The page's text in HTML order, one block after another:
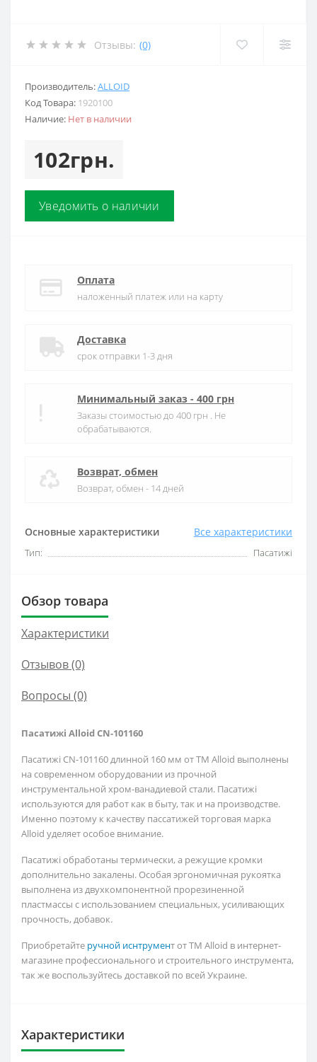
Отзывы: (0)
Производитель:ALLOID
Код Товара: 1920100
Наличие: Нет в наличии
102грн.
Уведомить о наличии
Основные характеристики Все характеристики
Тип: Пасатижі
Оплата
наложенный платеж или на карту
Доставка
срок отправки 1-3 дня
Минимальный заказ - 400 грн
Заказы стоимостью до 400 грн . Не
обрабатываются.
Возврат, обмен
Возврат, обмен - 14 дней
Обзор товара
Характеристики
Отзывов (0)
Вопросы (0)
Пасатижі Alloid CN-101160
Пасатижі CN-101160 длинной 160 мм от TM Alloid выполнены
на современном оборудовании из прочной
инструментальной хром-ванадиевой стали. Пасатижі
используются для работ как в быту, так и на производстве.
Именно поэтому к качеству пассатижей торговая марка
Alloid уделяет особое внимание.
Пасатижі обработаны термически, а режущие кромки
дополнительно закалены. Особая эргономичная рукоятка
выполнена из двухкомпонентной прорезиненной
пластмассы с использованием специальных, усиливающих
прочность, добавок.
Приобретайте ручной иснтрумент от ТМ Alloid в интернет-
магазине профессионального и строительного инструмента,
так же воспользуйтесь доставкой по всей Украине.
Характеристики